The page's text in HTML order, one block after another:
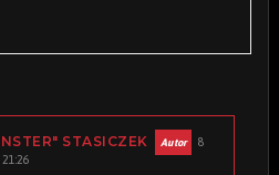
STASICZEK 8